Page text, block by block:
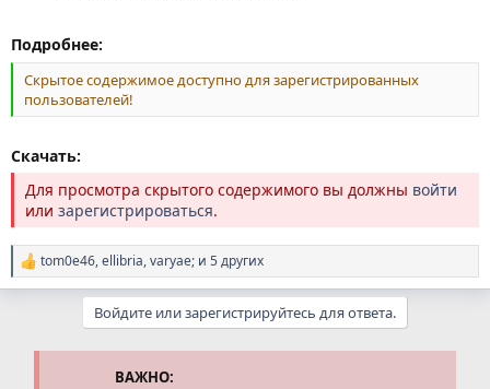
Подробнее:
Скрытое содержимое доступно для зарегистрированных
пользователей!
Скачать:
Для просмотра скрытого содержимого вы должны войти
или зарегистрироваться.
Р
е
tom0e46,ellibria,varyae; и 5 других
Войдите или зарегистрируйтесь для ответа.
ВАЖНО: